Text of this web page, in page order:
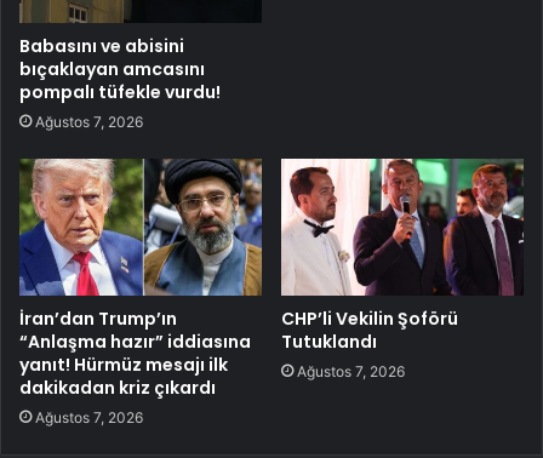
Babasını ve abisini
bıçaklayan amcasını
pompalı tüfekle vurdu!
Ağustos 7, 2026
İran’dan Trump’ın
“Anlaşma hazır” iddiasına
yanıt! Hürmüz mesajı ilk
dakikadan kriz çıkardı
Ağustos 7, 2026
CHP’li Vekilin Şoförü
Tutuklandı
Ağustos 7, 2026